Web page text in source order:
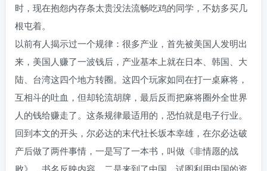
时，现在抱怨内存条太贵没法流畅吃鸡的同学，不妨多买几
根屯着。
以前有人揭示过一个规律：很多产业，首先被美国人发明出
来，美国人赚了一波钱后，产业基本上就在日本、韩国、大
陆、台湾这四个地方转圈。这四个玩家如同在打一桌麻将，
互相斗的吐血，但却轮流胡牌，最后反而把麻将圈外全世界
人的钱给赚走了。这条规律最适用的，恐怕就是电子行业。
回到本文的开头，尔必达的末代社长坂本幸雄，在尔必达破
产后做了两件事情，一是写了一本书，叫做《非情愿的战
败》，书名反映内容。二是来到了中国，试图利用中国的资